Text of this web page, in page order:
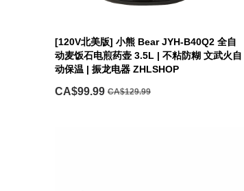
[120V北美版] 小熊 Bear JYH-B40Q2 全自
动麦饭石电煎药壶 3.5L | 不粘防糊 文武火自
动保温 | 振龙电器 ZHLSHOP
CA$99.99 CA$129.99